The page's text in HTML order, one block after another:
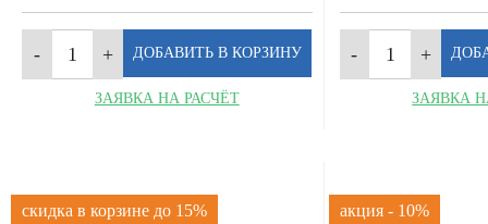
ЗАЯВКА НА РАСЧЁТ ЗАЯВКА
скидка в корзине до 15% акция - 10%